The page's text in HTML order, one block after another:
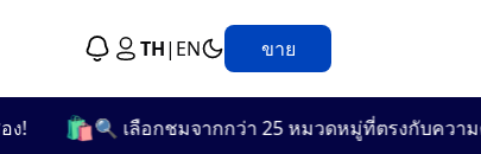
TH| EN ขาย
🛍️ 🔍 เลือกชมจากกว่า 25 หมวดหมู่ที่ตรงกับความต้อง